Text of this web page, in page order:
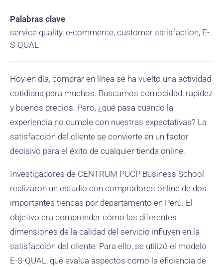
Palabras clave
service quality, e-commerce, customer satisfaction, E-
S-QUAL
Hoy en día, comprar en línea se ha vuelto una actividad
cotidiana para muchos. Buscamos comodidad, rapidez
y buenos precios. Pero, ¿qué pasa cuando la
experiencia no cumple con nuestras expectativas? La
satisfacción del cliente se convierte en un factor
decisivo para el éxito de cualquier tienda online.
Investigadores de CENTRUM PUCP Business School
realizaron un estudio con compradores online de dos
importantes tiendas por departamento en Perú. El
objetivo era comprender cómo las diferentes
dimensiones de la calidad del servicio influyen en la
satisfacción del cliente. Para ello, se utilizó el modelo
E-S-QUAL, que evalúa aspectos como la eficiencia de